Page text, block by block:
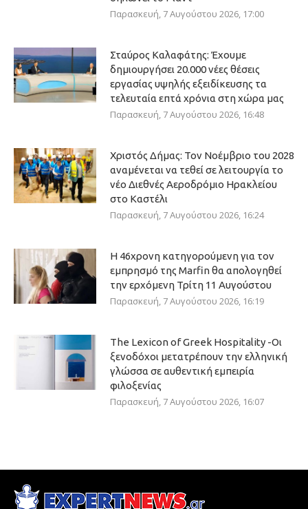
Παρασκευή, 7 Αυγούστου 2026, 17:00
Σταύρος Καλαφάτης: Έχουμε
δημιουργήσει 20.000 νέες θέσεις
εργασίας υψηλής εξειδίκευσης τα
τελευταία επτά χρόνια στη χώρα μας
Παρασκευή, 7 Αυγούστου 2026, 16:48
Χριστός Δήμας: Τον Νοέμβριο του 2028
αναμένεται να τεθεί σε λειτουργία το
νέο Διεθνές Αεροδρόμιο Ηρακλείου
στο Καστέλι
Παρασκευή, 7 Αυγούστου 2026, 16:24
Η 46χρονη κατηγορούμενη για τον
εμπρησμό της Marfin θα απολογηθεί
την ερχόμενη Τρίτη 11 Αυγούστου
Παρασκευή, 7 Αυγούστου 2026, 16:19
The Lexicon of Greek Hospitality -Οι
ξενοδόχοι μετατρέπουν την ελληνική
γλώσσα σε αυθεντική εμπειρία
φιλοξενίας
Παρασκευή, 7 Αυγούστου 2026, 16:07